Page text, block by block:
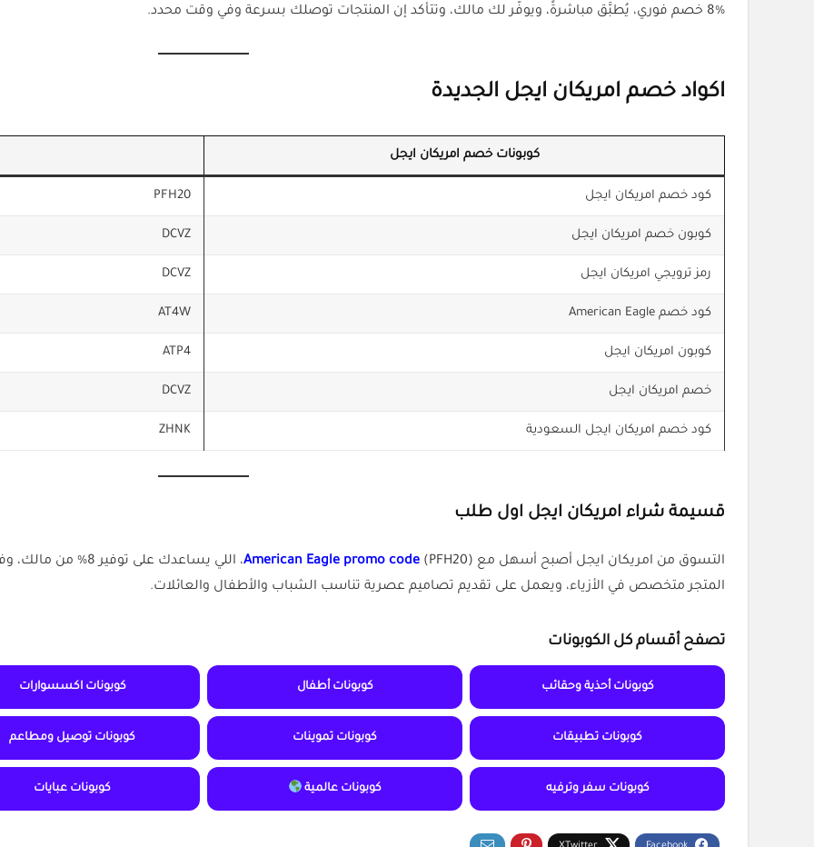
8% خصم فوري، يُطبَّق مباشرةً، ويوفّر لك مالك، وتتأكد إن المنتجات توصلك بسرعة وفي وقت محدد.
اكواد خصم امريكان ايجل الجديدة
كوبونات خصم امريكان ايجل
كود خصم امريكان ايجل PFH20
كوبون خصم امريكان ايجل DCVZ
رمز ترويجي امريكان ايجل DCVZ
كود خصم American Eagle AT4W
كوبون امريكان ايجل ATP4
خصم امريكان ايجل DCVZ
كود خصم امريكان ايجل السعودية ZHNK
قسيمة شراء امريكان ايجل اول طلب
التسوق من امريكان ايجل أصبح أسهل مع American Eagle promo code (PFH20)، اللي يساعدك على توفير 8% من مالك، وفي كل مرة تسوق فيها.
المتجر متخصص في الأزياء، ويعمل على تقديم تصاميم عصرية تناسب الشباب والأطفال والعائلات.
تصفح أقسام كل الكوبونات
كوبونات أحذية وحقائب كوبونات أطفال كوبونات اكسسوارات
كوبونات تطبيقات كوبونات تموينات كوبونات توصيل ومطاعم
كوبونات سفر وترفيه كوبونات عالمية كوبونات عبايات